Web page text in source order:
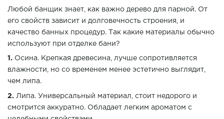
Любой банщик знает, как важно дерево для парной. От
его свойств зависит и долговечность строения, и
качество банных процедур. Так какие материалы обычно
используют при отделке бани?
Осина. Крепкая древесина, лучше сопротивляется
влажности, но со временем менее эстетично выглядит,
чем липа.
Липа. Универсальный материал, стоит недорого и
смотрится аккуратно. Обладает легким ароматом с